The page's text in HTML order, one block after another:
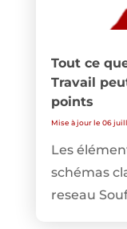
Tout ce
Travail
points
Mise à jour le 06
Les
schémas
reseau